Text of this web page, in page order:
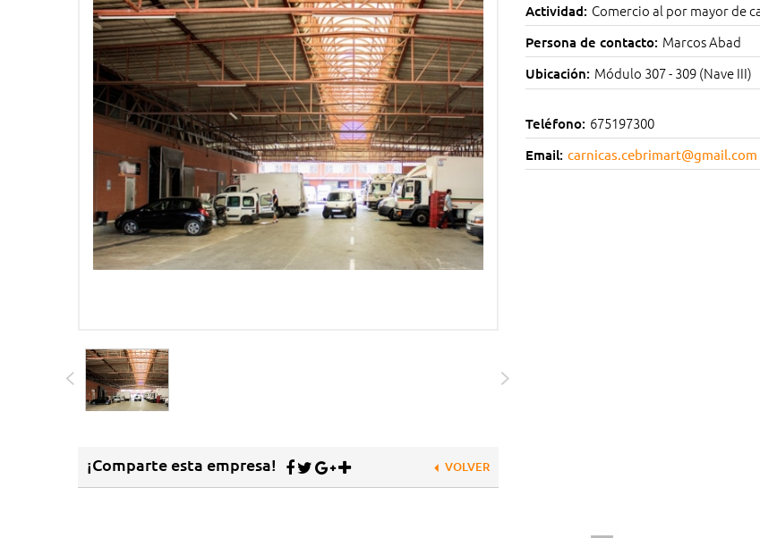
¡Comparte esta empresa! VOLVER
Actividad: Comercio al por mayor de
Persona de contacto: Marcos Abad
Ubicación: Módulo 307 - 309 (Nave III)
Teléfono: 675197300
Email: carnicas.cebrimart@gmail.com